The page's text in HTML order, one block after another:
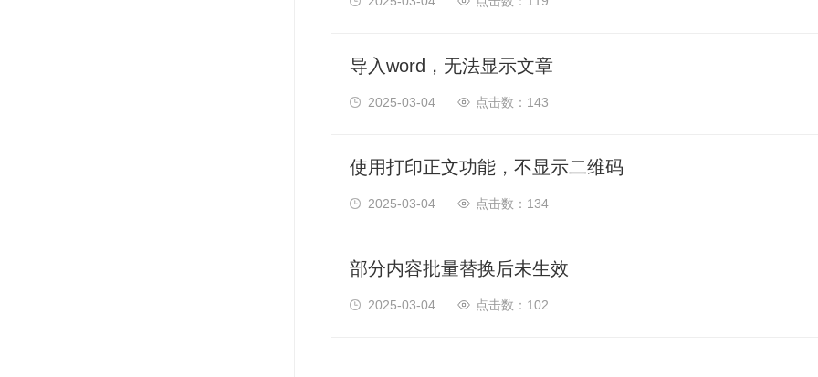
导入word，无法显示文章
2025-03-04 143
使用打印正文功能，不显示二维码
2025-03-04 134
部分内容批量替换后未生效
2025-03-04 102